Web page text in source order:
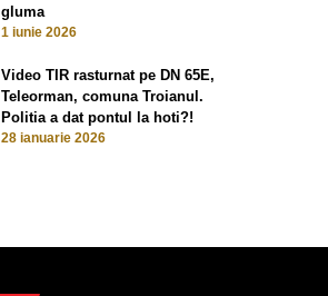
gluma
1 iunie 2026
Video TIR rasturnat pe DN 65E,
Teleorman, comuna Troianul.
Politia a dat pontul la hoti?!
28 ianuarie 2026